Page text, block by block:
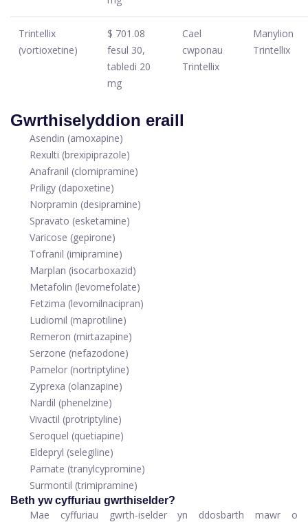
Trintellix
(vortioxetine)
$ 701.08
fesul 30,
tabledi 20
mg
Cael
cwponau
Trintellix
Manylion
Trintellix
Gwrthiselyddion eraill
Asendin (amoxapine)
Rexulti (brexipiprazole)
Anafranil (clomipramine)
Priligy (dapoxetine)
Norpramin (desipramine)
Spravato (esketamine)
Varicose (gepirone)
Tofranil (imipramine)
Marplan (isocarboxazid)
Metafolin (levomefolate)
Fetzima (levomilnacipran)
Ludiomil (maprotiline)
Remeron (mirtazapine)
Serzone (nefazodone)
Pamelor (nortriptyline)
Zyprexa (olanzapine)
Nardil (phenelzine)
Vivactil (protriptyline)
Seroquel (quetiapine)
Eldepryl (selegiline)
Parnate (tranylcypromine)
Surmontil (trimipramine)
Beth yw cyffuriau gwrthiselder?
Mae cyffuriau gwrth-iselder yn ddosbarth mawr o